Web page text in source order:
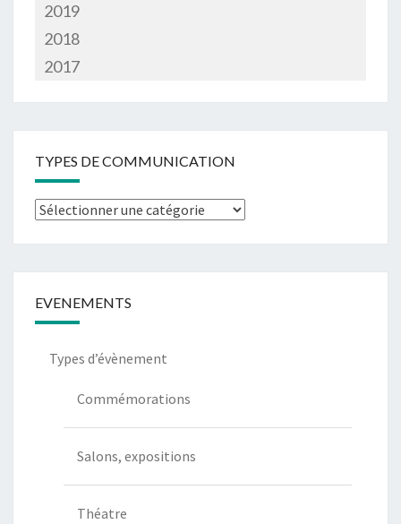
2019
2018
2017
TYPES DE COMMUNICATION
Types
EVENEMENTS
Types d’évènement
Commémorations
Salons, expositions
Théatre